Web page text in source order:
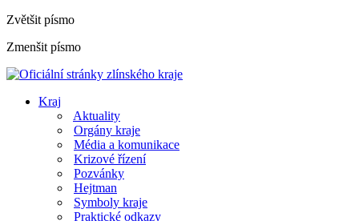
Zvětšit písmo
Zmenšit písmo
Kraj
Aktuality
Orgány kraje
Média a komunikace
Krizové řízení
Pozvánky
Hejtman
Symboly kraje
Praktické odkazy